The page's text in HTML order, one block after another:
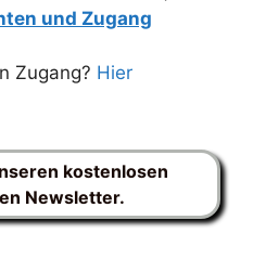
und Zugang
Zugang? Hier
kostenlosen
Newsletter.